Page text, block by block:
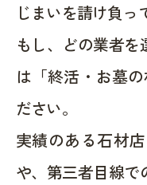
じまいを請け負っ
もし、どの業者
は「終活・お墓
ださい。
実績のある石材
や、第三者目線で